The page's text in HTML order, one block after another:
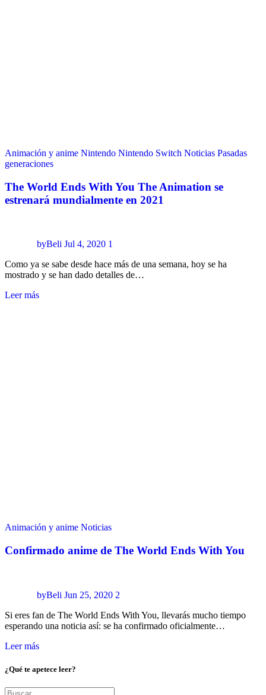
Animación y anime Nintendo Nintendo Switch Noticias Pasadas
generaciones
The World Ends With You The Animation se
estrenará mundialmente en 2021
byBeli Jul 4, 2020 1
Como ya se sabe desde hace más de una semana, hoy se ha
mostrado y se han dado detalles de…
Leer más
Animación y anime Noticias
Confirmado anime de The World Ends With You
byBeli Jun 25, 2020 2
Si eres fan de The World Ends With You, llevarás mucho tiempo
esperando una noticia así: se ha confirmado oficialmente…
Leer más
¿Qué te apetece leer?